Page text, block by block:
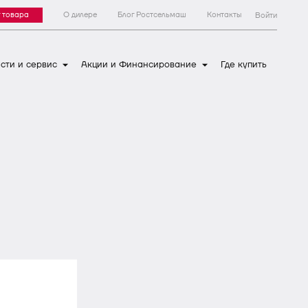
товара О дилере Блог Ростсельмаш Контакты Войти
и сервис Акции и Финансирование Где купить